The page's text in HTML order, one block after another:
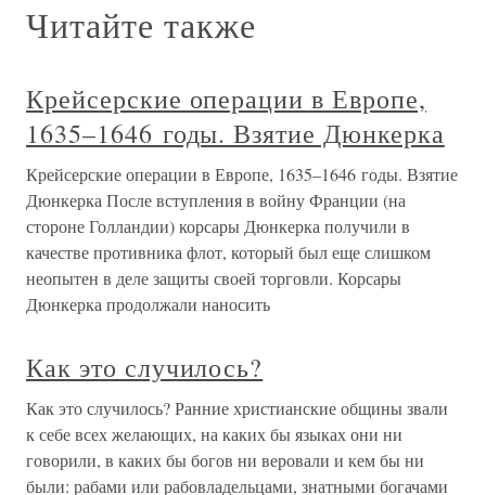
Читайте также
Крейсерские операции в Европе,
1635–1646 годы. Взятие Дюнкерка
Крейсерские операции в Европе, 1635–1646 годы. Взятие
Дюнкерка После вступления в войну Франции (на
стороне Голландии) корсары Дюнкерка получили в
качестве противника флот, который был еще слишком
неопытен в деле защиты своей торговли. Корсары
Дюнкерка продолжали наносить
Как это случилось?
Как это случилось? Ранние христианские общины звали
к себе всех желающих, на каких бы языках они ни
говорили, в каких бы богов ни веровали и кем бы ни
были: рабами или рабовладельцами, знатными богачами